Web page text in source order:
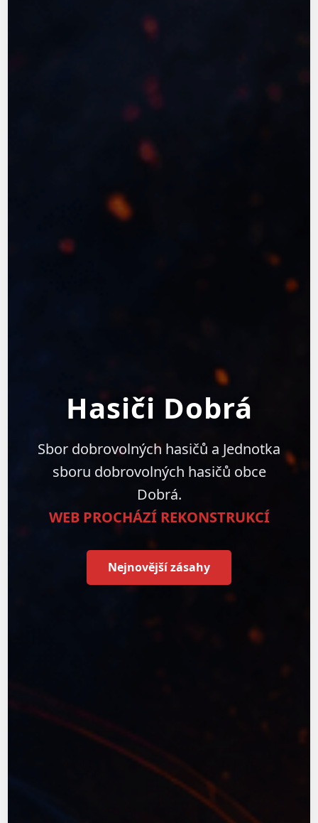
Hasiči Dobrá
Sbor dobrovolných hasičů a Jednotka
sboru dobrovolných hasičů obce
Dobrá.
WEB PROCHÁZÍ REKONSTRUKCÍ
Nejnovější zásahy